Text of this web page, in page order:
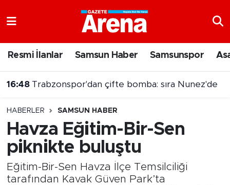
Resmi İlanlar Samsun Haber Samsunspor
16:41 2026-YÖKDİL/2 soru kitapçığı ve cevap anahtarı yayımlandı
HABERLER SAMSUN HABER
Havza Eğitim-Bir-Sen
piknikte buluştu
Eğitim-Bir-Sen Havza İlçe Temsilciliği
tarafından Kavak Güven Park’ta
Samsun Namaz Vakitleri
Süper Lig Puan Durumu ve Fikstür
Tüm Manşetler